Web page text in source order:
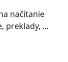
načítanie
preklady, ...